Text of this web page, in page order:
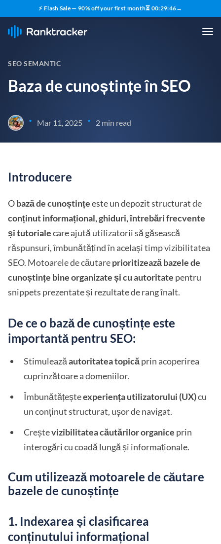
⚡ Flash Sale — 90% off your first month⏳ 00:29:45→
SEO SEMANTIC
Baza de cunoștințe în SEO
• Mar 11, 2025 • 2 min read
Introducere
Obază de cunoștințeeste un depozit structurat de
conținut informațional, ghiduri, întrebări frecvente
și tutorialecare ajută utilizatorii să găsească
răspunsuri, îmbunătățind în același timp vizibilitatea
SEO. Motoarele de căutareprioritizează bazele de
cunoștințe bine organizate și cu autoritate pentru
snippets prezentate și rezultate de rang înalt.
De ce o bază de cunoștințe este
importantă pentru SEO:
Stimuleazăautoritatea topicăprin acoperirea
cuprinzătoare a domeniilor.
Îmbunătățeșteexperiența utilizatorului (UX)cu
un conținut structurat, ușor de navigat.
Creștevizibilitatea căutărilor organice prin
interogări cu coadă lungă și informaționale.
Cum utilizează motoarele de căutare
bazele de cunoștințe
1. Indexarea și clasificarea
conținutului informațional